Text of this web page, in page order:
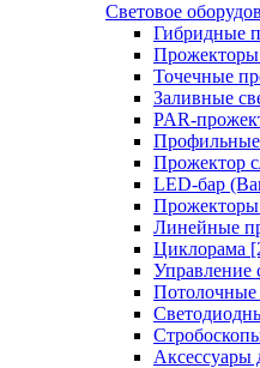
Световое
Гибридные
Прожекторы
Точечные
Заливные
PAR-
Прожектор
LED-бар
Прожекторы
Линейные
Циклорама
Управление
Потолочные
Аксессуары